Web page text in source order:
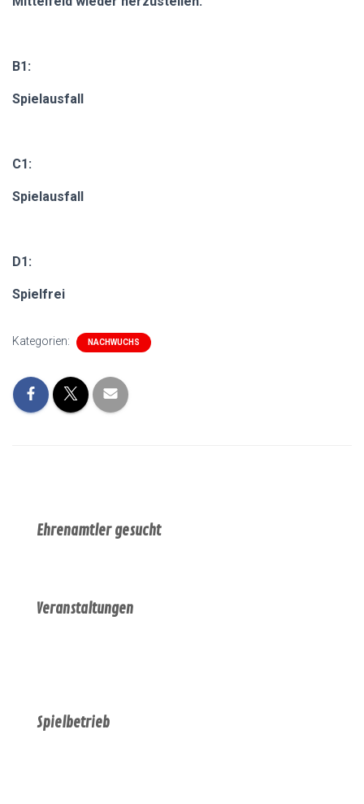
B1:
Spielausfall
C1:
Spielausfall
D1:
Spielfrei
Kategorien: NACHWUCHS
Ehrenamtler gesucht
Veranstaltungen
Spielbetrieb